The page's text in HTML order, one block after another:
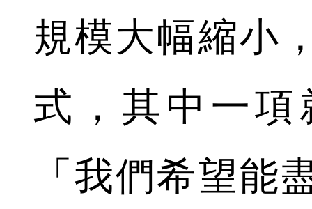
規模大幅縮小
式，其中一
「我們希望能